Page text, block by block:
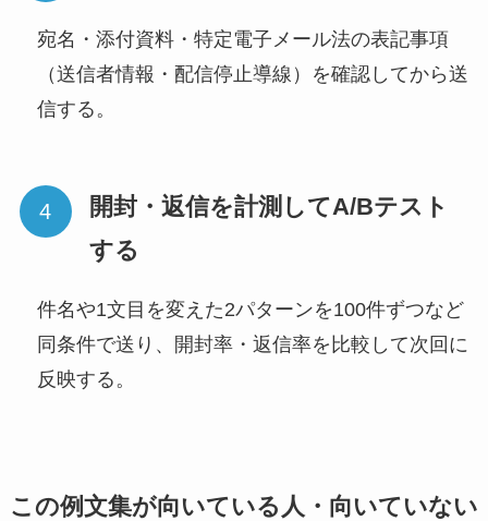
宛名・添付資料・特定電子メール法の表記事項
（送信者情報・配信停止導線）を確認してから送
信する。
開封・返信を計測してA/Bテスト
する
件名や1文目を変えた2パターンを100件ずつなど
同条件で送り、開封率・返信率を比較して次回に
反映する。
この例文集が向いている人・向いていない